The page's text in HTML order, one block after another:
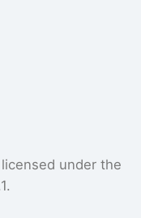
under the